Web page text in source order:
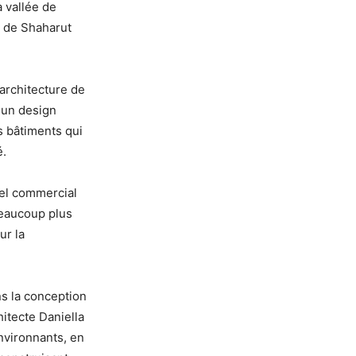
vallée de
de Shaharut
de
design
bâtiments qui
commercial
plus
la
la conception
Daniella
en